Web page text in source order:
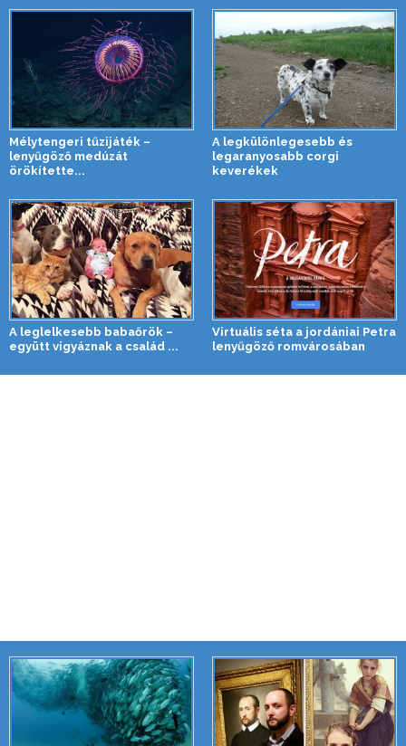
Mélytengeri tűzijáték –
lenyűgöző medúzát
örökítette...
A legkülönlegesebb és
legaranyosabb corgi
keverékek
A leglelkesebb babaőrök –
együtt vigyáznak a család ...
Virtuális séta a jordániai Petra
lenyűgöző romvárosában